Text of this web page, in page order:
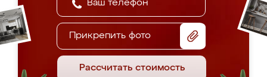
Прикрепить фото
Рассчитать стоимость